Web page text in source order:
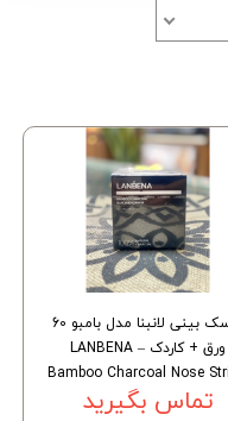
ماسک بینی لانبنا مدل بامبو 60
ورق + کاردک – LANBENA
Bamboo Charcoal Nose
تماس بگیرید